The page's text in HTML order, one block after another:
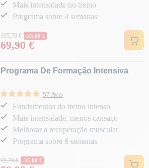
Mais intensidade no treino
Programa sobre 4 semanas
Preço normal
105,70 € -35,80 €
Preço
69,90 €
Programa De Formação Intensiva
57 Avis
Fundamentos do treino intenso
Mais intensidade, menos cansaço
Melhorar a recuperação muscular
Programa sobre 6 semanas
Preço normal
95,70 € -35,80 €